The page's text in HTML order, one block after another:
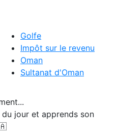
Golfe
Impôt sur le revenu
Oman
Sultanat d'Oman
du jour et apprends son